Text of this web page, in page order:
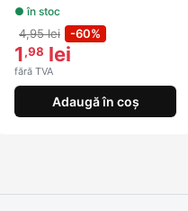
● în stoc
4,95 lei -60%
1,98 lei
fără TVA
Adaugă în coș